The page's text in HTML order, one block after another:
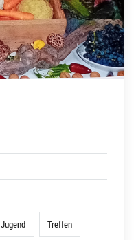
Jugend Treffen